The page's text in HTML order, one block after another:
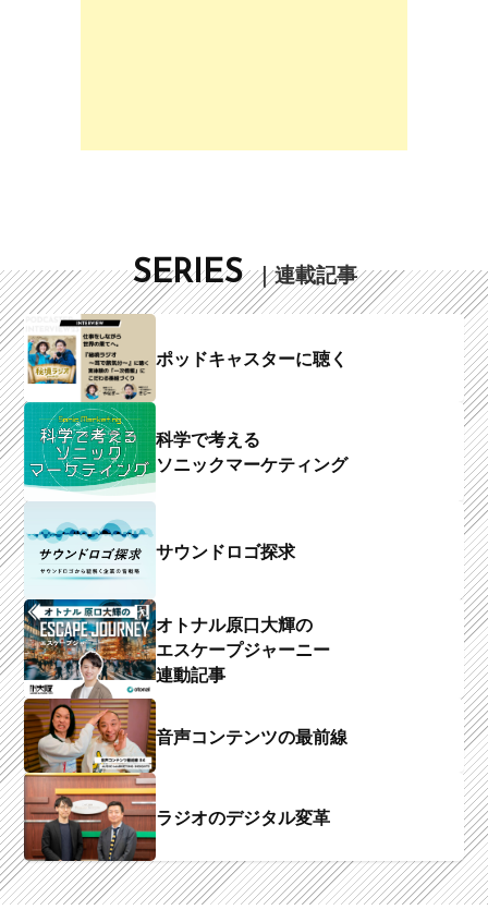
SERIES ｜連載記事
ポッドキャスターに聴く
科学で考える
ソニックマーケティング
サウンドロゴ探求
オトナル原口大輝の
エスケープジャーニー
連動記事
音声コンテンツの最前線
ラジオのデジタル変革